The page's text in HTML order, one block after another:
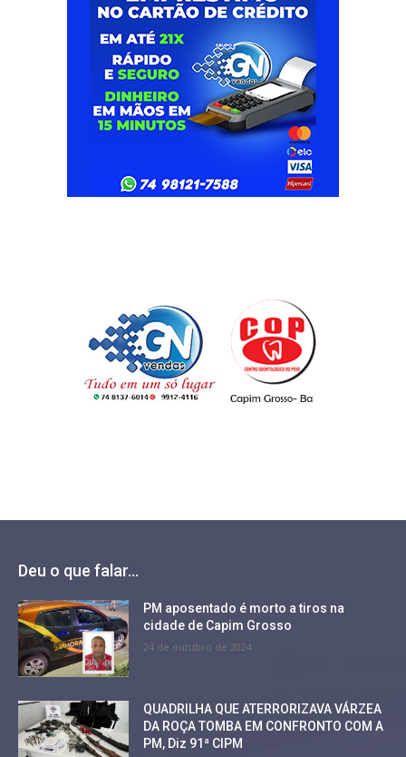
Deu o que falar...
PM aposentado é morto a tiros na
cidade de Capim Grosso
24 de outubro de 2024
QUADRILHA QUE ATERRORIZAVA VÁRZEA
DA ROÇA TOMBA EM CONFRONTO COM A
PM, Diz 91ª CIPM